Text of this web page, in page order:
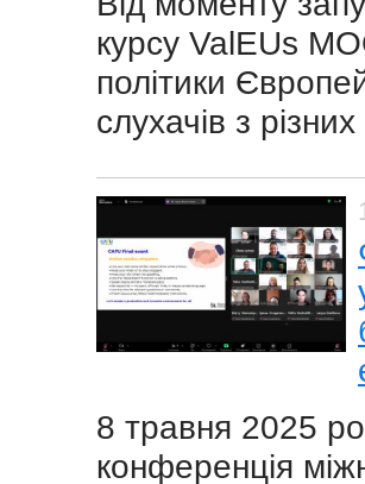
курсу ValEUs
політики
слухачів з різних
8 травня 2025
конференція